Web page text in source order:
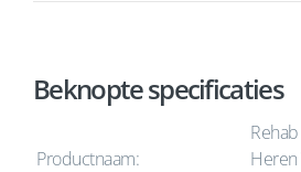
Beknopte specificaties
Productnaam:
Heren